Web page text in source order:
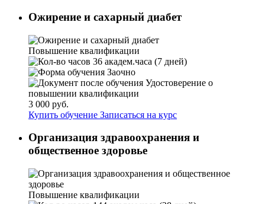
Ожирение и сахарный диабет
Повышение квалификации
36 академ.часа (7 дней)
Заочно
Удостоверение о
повышении квалификации
3 000 руб.
Купить обучение Записаться на курс
Организация здравоохранения и
общественное здоровье
Повышение квалификации